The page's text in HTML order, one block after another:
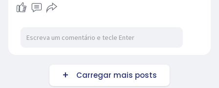
Carregar mais posts